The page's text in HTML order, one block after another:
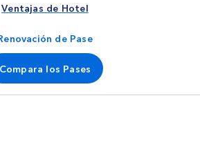
Ventajas de Hotel
de Pase
Compara los Pases